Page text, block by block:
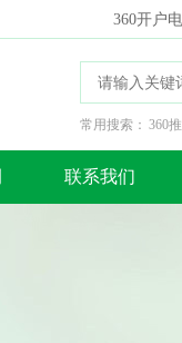
360开户
常用搜索： 360
联系我们